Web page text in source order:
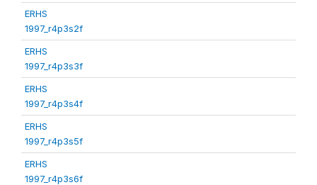
ERHS
1997_r4p3s2f
ERHS
1997_r4p3s3f
ERHS
1997_r4p3s4f
ERHS
1997_r4p3s5f
ERHS
1997_r4p3s6f